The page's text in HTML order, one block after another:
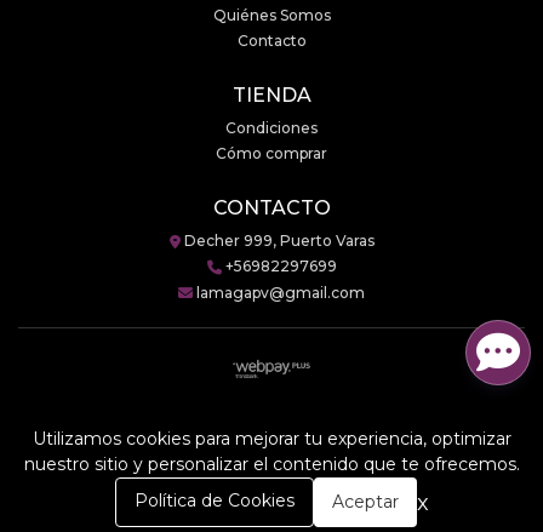
Quiénes Somos
Contacto
TIENDA
Condiciones
Cómo comprar
CONTACTO
Decher 999, Puerto Varas
+56982297699
lamagapv@gmail.com
Creado porBsale
0
Utilizamos cookies para mejorar tu experiencia, optimizar
nuestro sitio y personalizar el contenido que te ofrecemos.
Política de Cookies
Aceptar x